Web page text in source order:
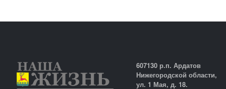
607130 р.п. Ардатов
Нижегородской области,
ул. 1 Мая, д. 18.